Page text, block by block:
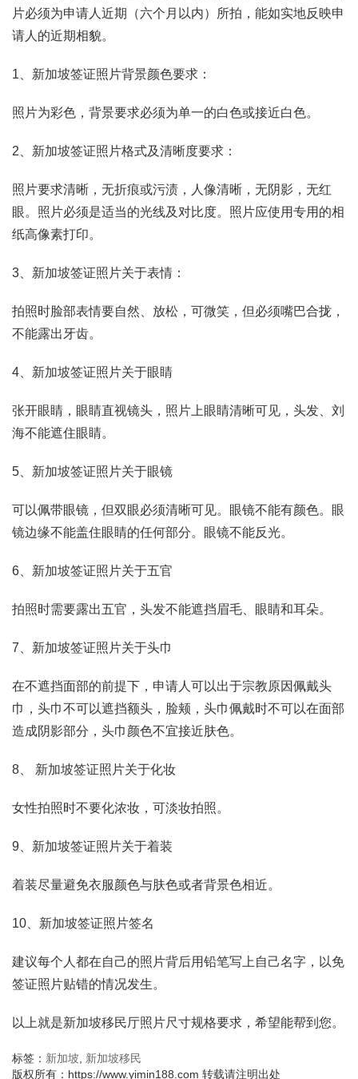
片必须为申请人近期（六个月以内）所拍，能如实地反映申
请人的近期相貌。
1、新加坡签证照片背景颜色要求：
照片为彩色，背景要求必须为单一的白色或接近白色。
2、新加坡签证照片格式及清晰度要求：
照片要求清晰，无折痕或污渍，人像清晰，无阴影，无红
眼。照片必须是适当的光线及对比度。照片应使用专用的相
纸高像素打印。
3、新加坡签证照片关于表情：
拍照时脸部表情要自然、放松，可微笑，但必须嘴巴合拢，
不能露出牙齿。
4、新加坡签证照片关于眼睛
张开眼睛，眼睛直视镜头，照片上眼睛清晰可见，头发、刘
海不能遮住眼睛。
5、新加坡签证照片关于眼镜
可以佩带眼镜，但双眼必须清晰可见。眼镜不能有颜色。眼
镜边缘不能盖住眼睛的任何部分。眼镜不能反光。
6、新加坡签证照片关于五官
拍照时需要露出五官，头发不能遮挡眉毛、眼睛和耳朵。
7、新加坡签证照片关于头巾
在不遮挡面部的前提下，申请人可以出于宗教原因佩戴头
巾，头巾不可以遮挡额头，脸颊，头巾佩戴时不可以在面部
造成阴影部分，头巾颜色不宜接近肤色。
8、 新加坡签证照片关于化妆
女性拍照时不要化浓妆，可淡妆拍照。
9、新加坡签证照片关于着装
着装尽量避免衣服颜色与肤色或者背景色相近。
10、新加坡签证照片签名
建议每个人都在自己的照片背后用铅笔写上自己名字，以免
签证照片贴错的情况发生。
以上就是新加坡移民厅照片尺寸规格要求，希望能帮到您。
标签： 新加坡, 新加坡移民
版权所有：https://www.yimin188.com 转载请注明出处